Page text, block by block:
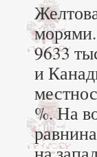
9633
и
%. На